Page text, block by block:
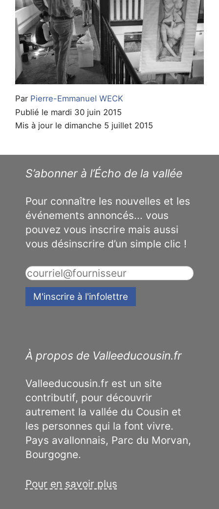
Par Pierre-Emmanuel WECK
Publié le mardi 30 juin 2015
Mis à jour le dimanche 5 juillet 2015
S’abonner à l’Écho de la vallée
Pour connaître les nouvelles et les
événements annoncés... vous
pouvez vous inscrire mais aussi
vous désinscrire d’un simple clic !
À propos de Valleeducousin.fr
Valleeducousin.fr est un site
contributif, pour découvrir
autrement la vallée du Cousin et
les personnes qui la font vivre.
Pays avallonnais, Parc du Morvan,
Bourgogne.
Pour en savoir plus